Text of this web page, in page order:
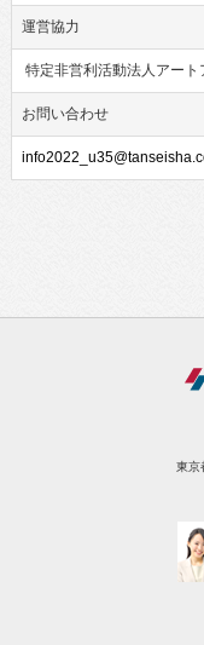
運営協力
特定非営利活動法人アー
お問い合わせ
東京